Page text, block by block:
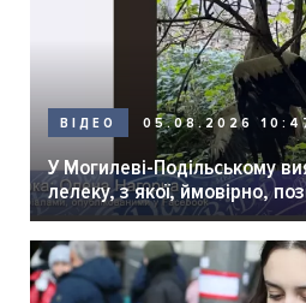
ВІДЕО 05.08.2026
У Могилеві-Подільському
лелеку, з якої, ймовірно,